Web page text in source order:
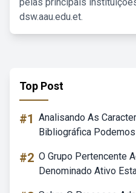
dsw.aau.edu.et.
Top Post
#1 Analisando As
Bibliográfica
#2 O Grupo Pertencente
Denominado Ativo